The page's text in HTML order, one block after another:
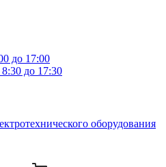
до 17:00
до 17:30